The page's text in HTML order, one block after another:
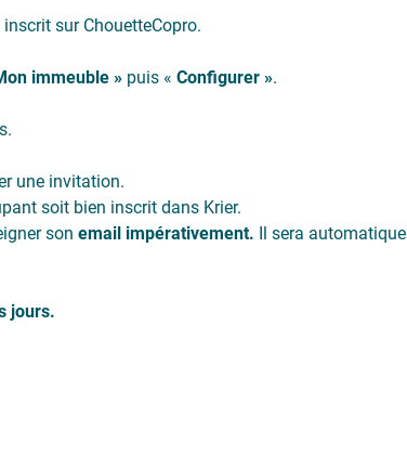
sur ChouetteCopro.
immeuble » puis « Configurer ».
une invitation.
soit bien inscrit dans Krier.
son email impérativement. Il sera
jours.